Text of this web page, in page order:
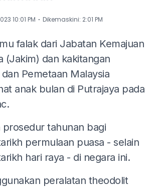
10:01 PM ⋅ Dikemaskini: 2:01 PM
falak dari Jabatan Kemajuan
(Jakim) dan kakitangan
Pemetaan Malaysia
anak bulan di Putrajaya pada
prosedur tahunan bagi
permulaan puasa - selain
hari raya - di negara ini.
peralatan theodolit